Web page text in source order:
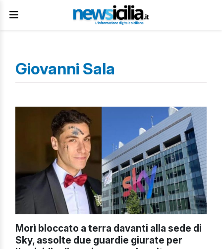
Giovanni Sala
Morì bloccato a terra davanti alla sede di
Sky, assolte due guardie giurate per